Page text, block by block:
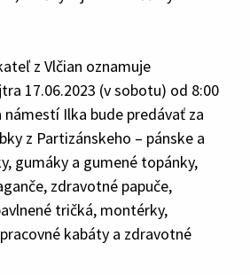
z Vlčian oznamuje
17.06.2023 (v sobotu) od 8:00
námestí Ilka bude predávať za
z Partizánskeho – pánske a
gumáky a gumené topánky,
zdravotné papuče,
tričká, montérky,
kabáty a zdravotné